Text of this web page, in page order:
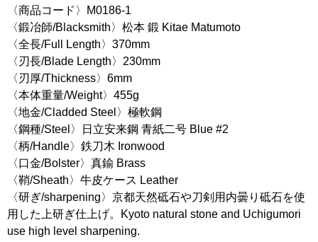
〈商品コード〉M0186-1
〈鍛冶師/Blacksmith〉松本 鍛 Kitae Matumoto
〈全長/Full Length〉370mm
〈刃長/Blade Length〉230mm
〈刃厚/Thickness〉6mm
〈本体重量/Weight〉455g
〈地金/Cladded Steel〉極軟鋼
〈鋼種/Steel〉日立安来鋼 青紙二号 Blue #2
〈柄/Handle〉鉄刀木 Ironwood
〈口金/Bolster〉真鍮 Brass
〈鞘/Sheath〉牛皮ケース Leather
〈研ぎ/sharpening〉京都天然砥石や刀剣用内曇り砥石を使
用した上研ぎ仕上げ。Kyoto natural stone and Uchigumori
use high level sharpening.